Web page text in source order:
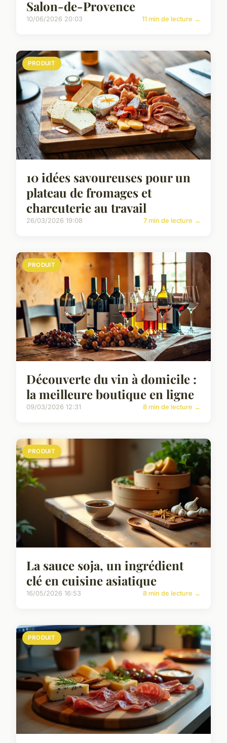
Salon-de-Provence
10/06/2026 20:03 11 min de lecture →
PRODUIT
10 idées savoureuses pour un
plateau de fromages et
charcuterie au travail
26/03/2026 19:08 7 min de lecture →
PRODUIT
Découverte du vin à domicile :
la meilleure boutique en ligne
09/03/2026 12:31 8 min de lecture →
PRODUIT
La sauce soja, un ingrédient
clé en cuisine asiatique
16/05/2026 16:53 8 min de lecture →
PRODUIT